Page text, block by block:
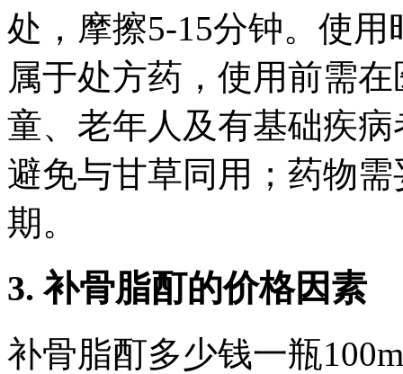
处，摩擦5-15分钟。使
属于处方药，使用前需
童、老年人及有基础疾
避免与甘草同用；药物
期。
3. 补骨脂酊的价格因素
补骨脂酊多少钱一瓶